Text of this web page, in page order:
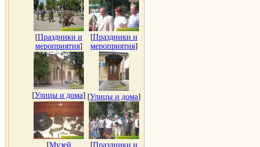
[Праздники и
мероприятия]
[Праздники и
мероприятия]
[Улицы и дома] [Улицы и дома]
[Музей
[Праздники и